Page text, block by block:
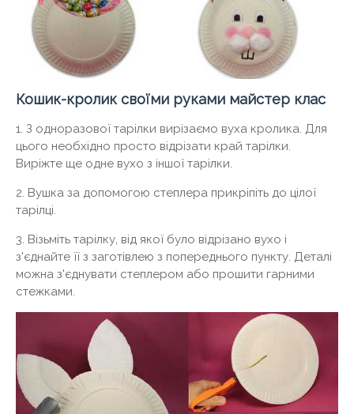
Кошик-кролик своїми руками майстер клас
1. З одноразової тарілки вирізаємо вуха кролика. Для
цього необхідно просто відрізати край тарілки.
Виріжте ще одне вухо з іншої тарілки.
2. Вушка за допомогою степлера прикріпіть до цілої
тарілці.
3. Візьміть тарілку, від якої було відрізано вухо і
з'єднайте її з заготівлею з попереднього пункту. Деталі
можна з'єднувати степлером або прошити гарними
стежками.